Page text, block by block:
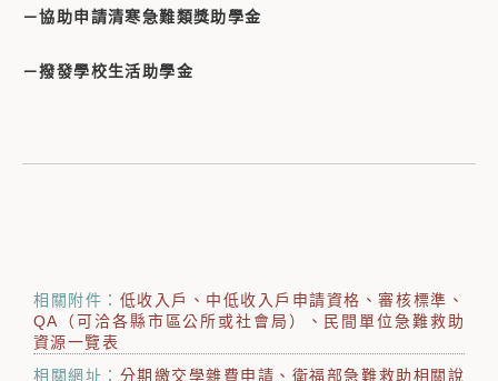
－協助申請清寒急難類獎助學金
－撥發學校生活助學金
相關附件： 低收入戶、中低收入戶申請資格、審核標準
QA（可洽各縣市區公所或社會局）
民間單位急難救助
資源一覽表
相關網址： 分期繳交學雜費申請
衛福部急難救助相關說